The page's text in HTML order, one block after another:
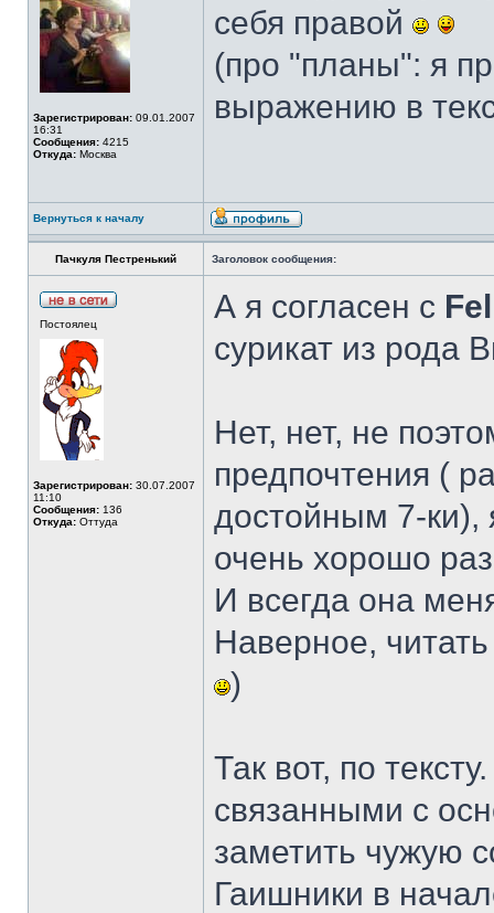
Зарегистрирован: 09.01.2007
16:31
Сообщения: 4215
Откуда: Москва
себя правой
(про "планы": я
выражению в
Вернуться к началу
Пачкуля Пестренький Заголовок сообщения:
Постоялец
Зарегистрирован: 30.07.2007
11:10
Сообщения: 136
Откуда: Оттуда
А я согласен с
сурикат из рода
Нет, нет, не
предпочтения (
достойным 7-ки),
очень хорошо
И всегда она
Наверное,
)
Так вот, по
связанными с
заметить чужую
Гаишники в